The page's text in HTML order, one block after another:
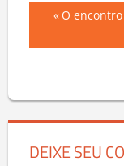
de
Previous
O
DEIXE SEU